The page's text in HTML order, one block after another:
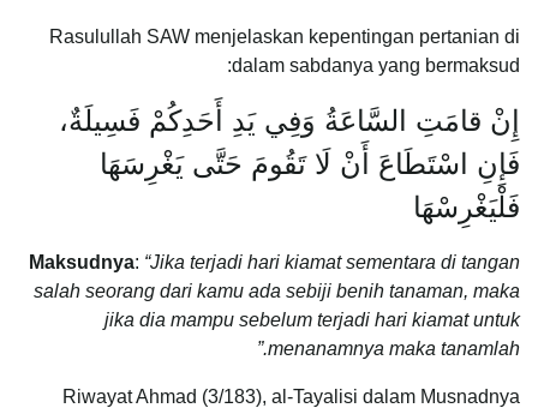
Rasulullah SAW menjelaskan kepentingan pertanian di
dalam sabdanya yang bermaksud:
إِنْ قامَتِ السَّاعَةُ وَفِي يَدِ أَحَدِكُمْ فَسِيلَةٌ،
فَإِنِ اسْتَطَاعَ أَنْ لَا تَقُومَ حَتَّى يَغْرِسَهَا
فَلْيَغْرِسْهَا
Maksudnya: “Jika terjadi hari kiamat sementara di tangan
salah seorang dari kamu ada sebiji benih tanaman, maka
jika dia mampu sebelum terjadi hari kiamat untuk
menanamnya maka tanamlah.”
Riwayat Ahmad (3/183), al-Tayalisi dalam Musnadnya